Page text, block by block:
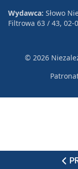
Wydawca: Słowo
Filtrowa 63 / 43, 02-
© 2026